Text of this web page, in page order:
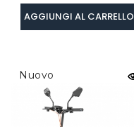
AGGIUNGI AL CARRELLO
Nuovo